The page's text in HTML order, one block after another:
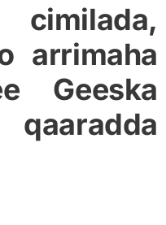
arrimaha
Geeska